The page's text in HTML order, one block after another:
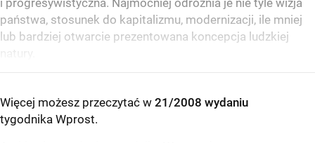
i progresywistyczna. Najmocniej odróżnia je nie tyle wizja
państwa, stosunek do kapitalizmu, modernizacji, ile mniej
lub bardziej otwarcie prezentowana koncepcja ludzkiej
natury.
Więcej możesz przeczytać w 21/2008 wydaniu
tygodnika Wprost.